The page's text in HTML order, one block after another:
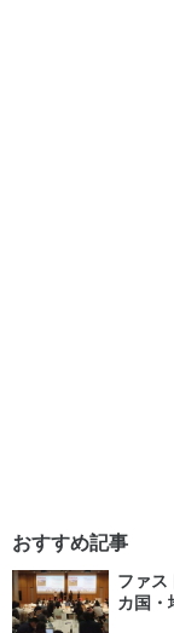
おすすめ記事
ファ
カ国・